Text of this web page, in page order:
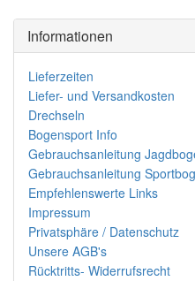
Informationen
Lieferzeiten
Liefer- und Versandkosten
Drechseln
Bogensport Info
Gebrauchsanleitung
Gebrauchsanleitung
Empfehlenswerte Links
Impressum
Privatsphäre / Datenschutz
Unsere AGB's
Rücktritts- Widerrufsrecht